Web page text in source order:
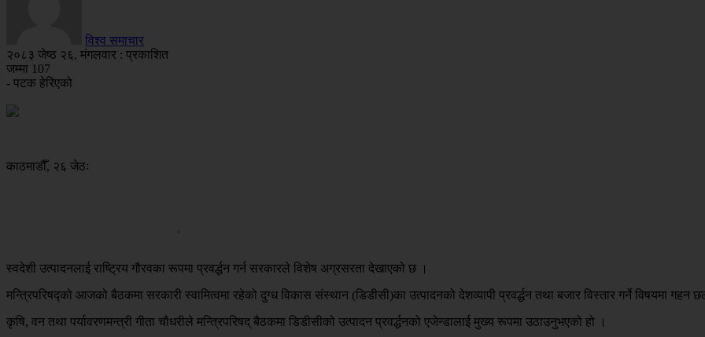
विश्व समाचार
२०८३ जेष्ठ २६, मंगलवार : प्रकाशित
जम्मा 107
- पटक हेरिएको
काठमाडौँ, २६ जेठः
स्वदेशी उत्पादनलाई राष्ट्रिय गौरवका रूपमा प्रवर्द्धन गर्न सरकारले विशेष अग्रसरता देखाएको छ ।
मन्त्रिपरिषद्को आजको बैठकमा सरकारी स्वामित्वमा रहेको दुग्ध विकास संस्थान (डिडीसी)का उत्पादनको देशव्यापी प्रवर्द्धन तथा बजार विस्तार गर्ने विषयमा
कृषि, वन तथा पर्यावरणमन्त्री गीता चौधरीले मन्त्रिपरिषद् बैठकमा डिडीसीको उत्पादन प्रवर्द्धनको एजेन्डालाई मुख्य रूपमा उठाउनुभएको हो ।